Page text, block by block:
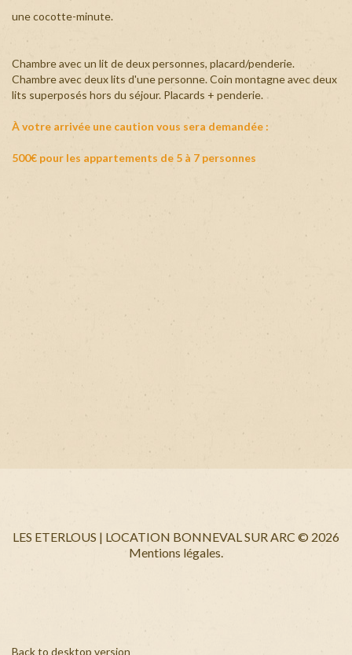
une cocotte-minute.
Chambre avec un lit de deux personnes, placard/penderie.
Chambre avec deux lits d'une personne. Coin montagne avec deux
lits superposés hors du séjour. Placards + penderie.
À votre arrivée une caution vous sera demandée :
500€ pour les appartements de 5 à 7 personnes
LES ETERLOUS | LOCATION BONNEVAL SUR ARC © 2026
Mentions légales.
Back to desktop version